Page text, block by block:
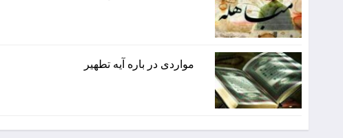
مواردی در باره آیه تطهیر